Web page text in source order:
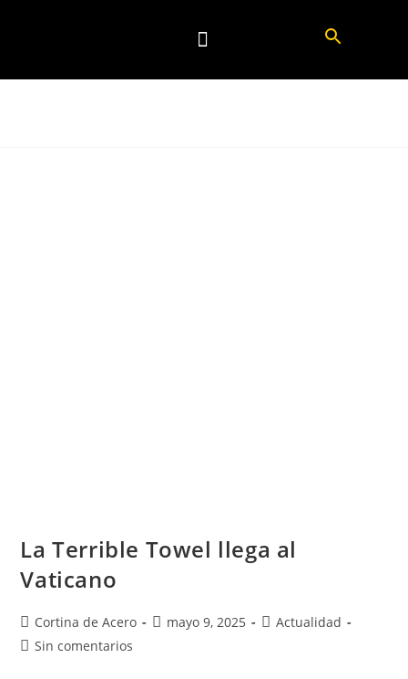
La Terrible Towel llega al
Vaticano
Cortina de Acero mayo 9, 2025
Actualidad
Sin comentarios